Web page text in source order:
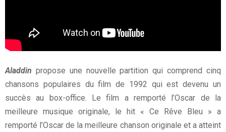
Aladdin propose une nouvelle partition qui comprend cinq
chansons populaires du film de 1992 qui est devenu un
succès au box-office. Le film a remporté l’Oscar de la
meilleure musique originale, le hit « Ce Rêve Bleu » a
remporté l’Oscar de la meilleure chanson originale et a atteint